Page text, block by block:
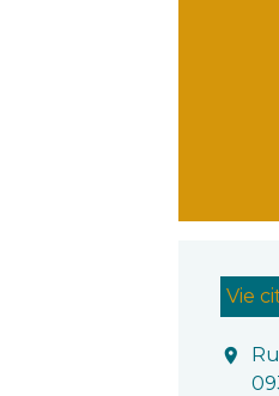
Vie
location_on